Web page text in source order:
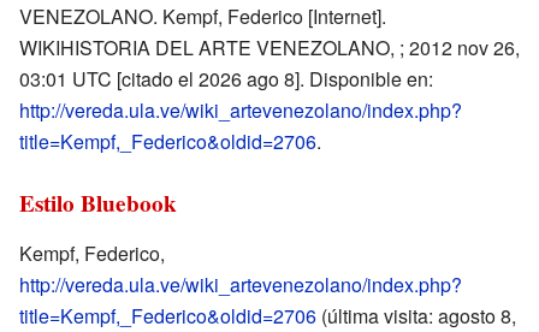
VENEZOLANO. Kempf, Federico [Internet].
WIKIHISTORIA DEL ARTE VENEZOLANO, ; 2012 nov 26,
03:01 UTC [citado el 2026 ago 8]. Disponible en:
http://vereda.ula.ve/wiki_artevenezolano/index.php?
title=Kempf,_Federico&oldid=2706.
Estilo Bluebook
Kempf, Federico,
http://vereda.ula.ve/wiki_artevenezolano/index.php?
title=Kempf,_Federico&oldid=2706 (última visita: agosto 8,